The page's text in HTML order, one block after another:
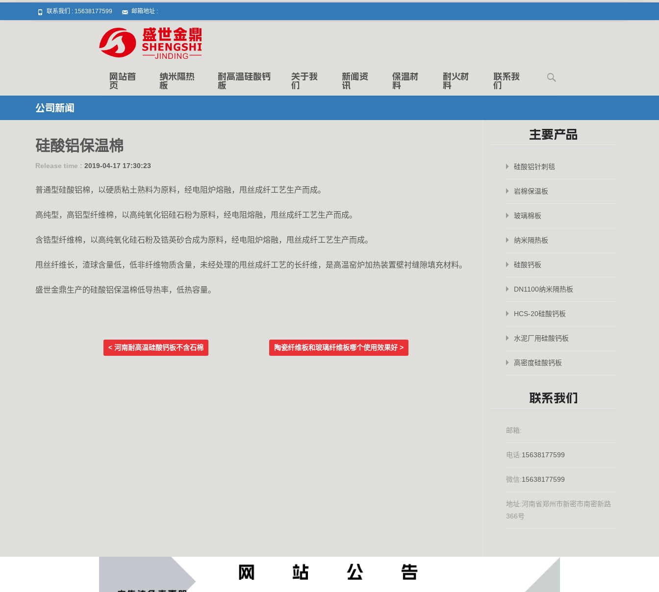
联系我们 : 15638177599 邮箱地址 :
Skip to content
网站首
页
纳米隔热
板
耐高温硅酸钙
板
关于我
们
新闻资
讯
保温材
料
耐火材
料
联系我
们
Search
公司新闻
硅酸铝保温棉
Release time : 2019-04-17 17:30:23
普通型硅酸铝棉，以硬质粘土熟料为原料，经电阻炉熔融，甩丝成纤工艺生产而成。
高纯型，高铝型纤维棉，以高纯氧化铝硅石粉为原料，经电阻熔融，甩丝成纤工艺生产而成。
含锆型纤维棉，以高纯氧化硅石粉及锆英砂合成为原料，经电阻炉熔融，甩丝成纤工艺生产而成。
甩丝纤维长，渣球含量低，低非纤维物质含量，未经处理的甩丝成纤工艺的长纤维，是高温窑炉加热装置壁衬缝隙填充材料。
盛世金鼎生产的硅酸铝保温棉低导热率，低热容量。
< 河南耐高温硅酸钙板不含石棉 陶瓷纤维板和玻璃纤维板哪个使用效果好 >
主要产品
硅酸铝针刺毯
岩棉保温板
玻璃棉板
纳米隔热板
硅酸钙板
DN1100纳米隔热板
HCS-20硅酸钙板
水泥厂用硅酸钙板
高密度硅酸钙板
联系我们
邮箱:
电话:15638177599
微信:15638177599
地址:河南省郑州市新密市南密新路
366号